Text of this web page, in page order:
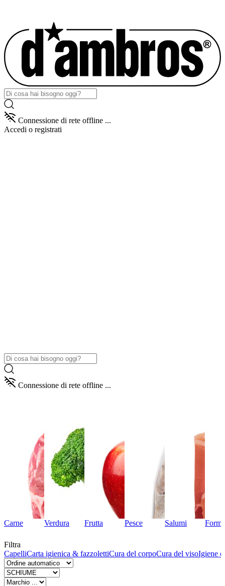
Connessione di rete offline ...
Accedi o registrati
Connessione di rete offline ...
Carne Verdura Frutta Pesce Salumi
Filtra
CapelliCarta igienica & fazzolettiCura del corpoCura del visoIgiene